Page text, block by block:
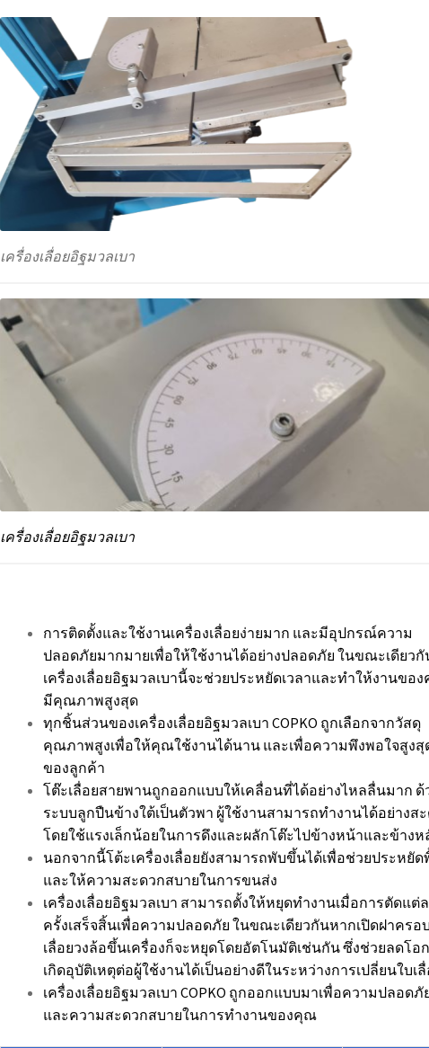
เครื่องเลื่อยอิฐมวลเบา
เครื่องเลื่อยอิฐมวลเบา
การติดตั้งและใช้งานเครื่องเลื่อยง่ายมาก และมีอุปกรณ์ความ
ปลอดภัยมากมายเพื่อให้ใช้งานได้อย่างปลอดภัย ในขณะเดียวกั
เครื่องเลื่อยอิฐมวลเบานี้จะช่วยประหยัดเวลาและทำให้งานขอ
มีคุณภาพสูงสุด
ทุกชิ้นส่วนของเครื่องเลื่อยอิฐมวลเบา COPKO ถูกเลือกจากวัสดุ
คุณภาพสูงเพื่อให้คุณใช้งานได้นาน และเพื่อความพึงพอใจสูงสุ
ของลูกค้า
โต๊ะเลื่อยสายพานถูกออกแบบให้เคลื่อนที่ได้อย่างไหลลื่นมาก ด้
ระบบลูกปืนข้างใต้เป็นตัวพา ผู้ใช้งานสามารถทำงานได้อย่างส
โดยใช้แรงเล็กน้อยในการดึงและผลักโต๊ะไปข้างหน้าและข้างห
นอกจากนี้โต้ะเครื่องเลื่อยยังสามารถพับขึ้นได้เพื่อช่วยประหยั
และให้ความสะดวกสบายในการขนส่ง
เครื่องเลื่อยอิฐมวลเบา สามารถตั้งให้หยุดทำงานเมื่อการตัดแต่
ครั้งเสร็จสิ้นเพื่อความปลอดภัย ในขณะเดียวกันหากเปิดฝาครอ
เลื่อยวงล้อขึ้นเครื่องก็จะหยุดโดยอัตโนมัติเช่นกัน ซึ่งช่วยลดโอ
เกิดอุบัติเหตุต่อผู้ใช้งานได้เป็นอย่างดีในระหว่างการเปลี่ยนใบเ
เครื่องเลื่อยอิฐมวลเบา COPKO ถูกออกแบบมาเพื่อความปลอดภั
และความสะดวกสบายในการทำงานของคุณ